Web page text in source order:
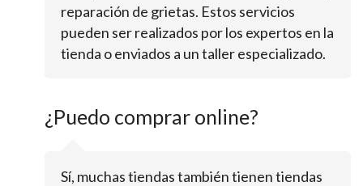
reparación de grietas. Estos servicios
pueden ser realizados por los expertos en la
tienda o enviados a un taller especializado.
¿Puedo comprar online?
Sí, muchas tiendas también tienen tiendas